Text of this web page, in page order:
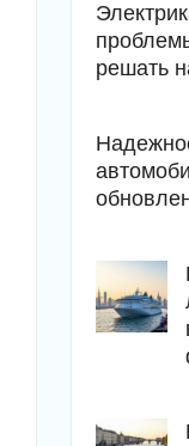
решать